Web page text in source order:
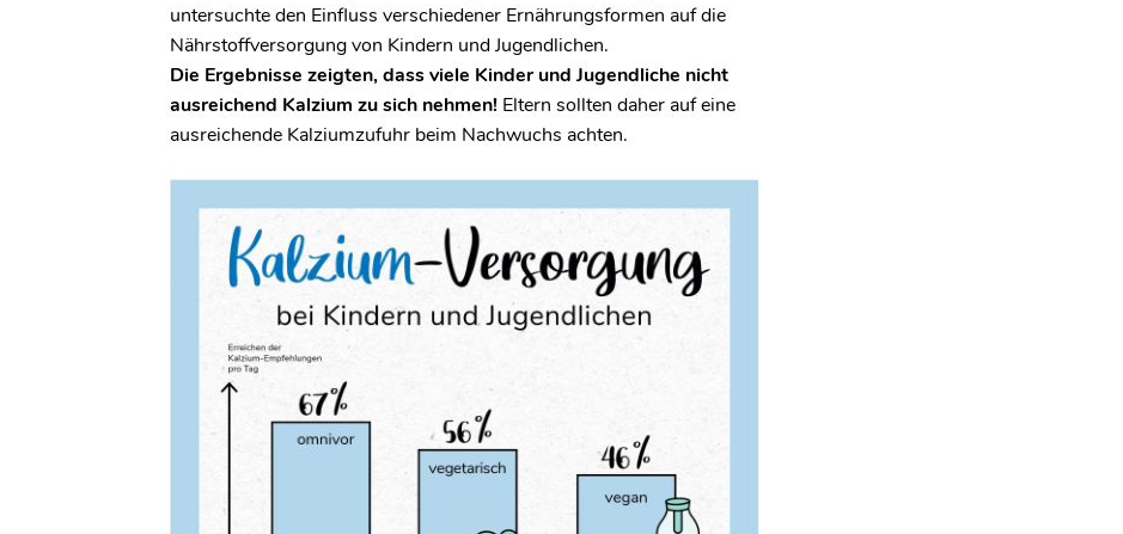
untersuchte den Einfluss verschiedener Ernährungsformen auf die
Nährstoffversorgung von Kindern und Jugendlichen.
Die Ergebnisse zeigten, dass viele Kinder und Jugendliche nicht
ausreichend Kalzium zu sich nehmen! Eltern sollten daher auf eine
ausreichende Kalziumzufuhr beim Nachwuchs achten.